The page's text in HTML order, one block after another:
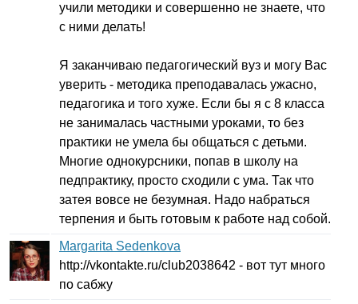
учили методики и совершенно не знаете, что
с ними делать!
Я заканчиваю педагогический вуз и могу Вас
уверить - методика преподавалась ужасно,
педагогика и того хуже. Если бы я с 8 класса
не занималась частными уроками, то без
практики не умела бы общаться с детьми.
Многие однокурсники, попав в школу на
педпрактику, просто сходили с ума. Так что
затея вовсе не безумная. Надо набраться
терпения и быть готовым к работе над собой.
Margarita Sedenkova
http://vkontakte.ru/club2038642 - вот тут много
по сабжу